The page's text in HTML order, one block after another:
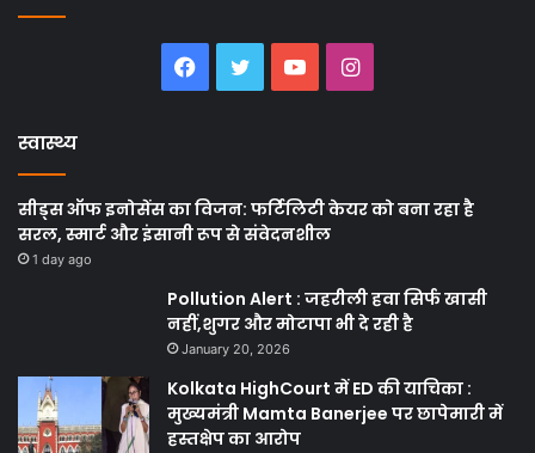
Facebook
TwitterYouTubeInstagram
स्वास्थ्य
सीड्स ऑफ इनोसेंस का विजन: फर्टिलिटी केयर को बना रहा है
सरल, स्मार्ट और इंसानी रूप से संवेदनशील
1 day ago
Pollution Alert : जहरीली हवा सिर्फ खासी
नहीं,शुगर और मोटापा भी दे रही है
January 20, 2026
Kolkata HighCourt में ED की याचिका :
मुख्यमंत्री Mamta Banerjee पर छापेमारी में
हस्तक्षेप का आरोप